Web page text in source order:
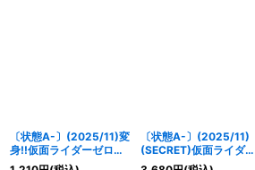
〔状態A-〕(2025/11)変
身!!仮面ライダーゼロワ
ン【CP】{CB34-
〔状態A-〕(2025/11)
(SECRET)仮面ライダー
ファイズ[4]【契約X-